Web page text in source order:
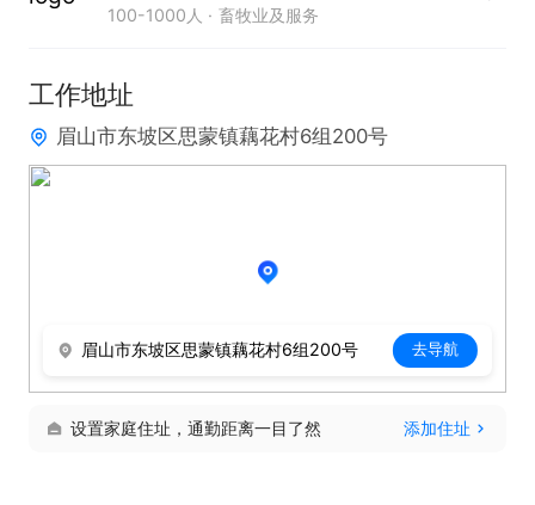
7、完成领导交办的其他工作。
1、统计、财务、生物技术相关专业优先；
2、办公软件操作应用熟练，有较强的文字编辑与统
筹协调能力；
工作地点：东坡区思蒙镇正大有机肥厂
100-1000人 畜牧业及服务
工作地址
眉山市东坡区思蒙镇藕花村6组200号
眉山市东坡区思蒙镇藕花村6组200号 去导航
设置家庭住址，通勤距离一目了然 添加住址